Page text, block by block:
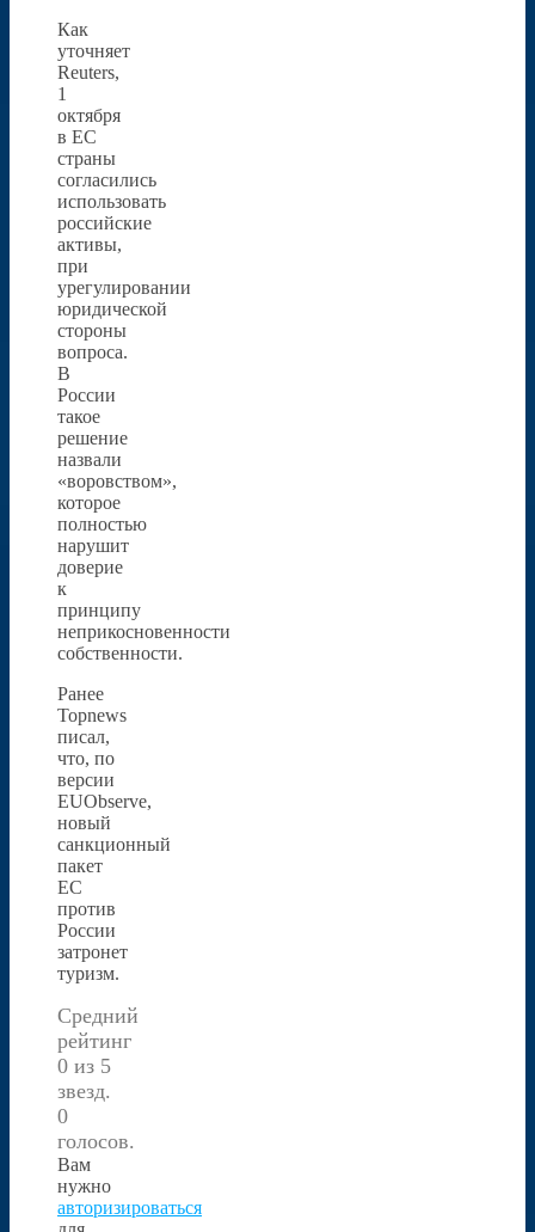
Как
уточняет
Reuters,
1
октября
в ЕС
страны
согласились
использовать
российские
активы,
при
урегулировании
юридической
стороны
вопроса.
В
России
такое
решение
назвали
«воровством»,
которое
полностью
нарушит
доверие
к
принципу
неприкосновенности
собственности.
Ранее
Topnews
писал,
что, по
версии
EUObserve,
новый
санкционный
пакет
ЕС
против
России
затронет
туризм.
Средний
рейтинг
0 из 5
звезд.
0
голосов.
Вам
нужно
авторизироваться